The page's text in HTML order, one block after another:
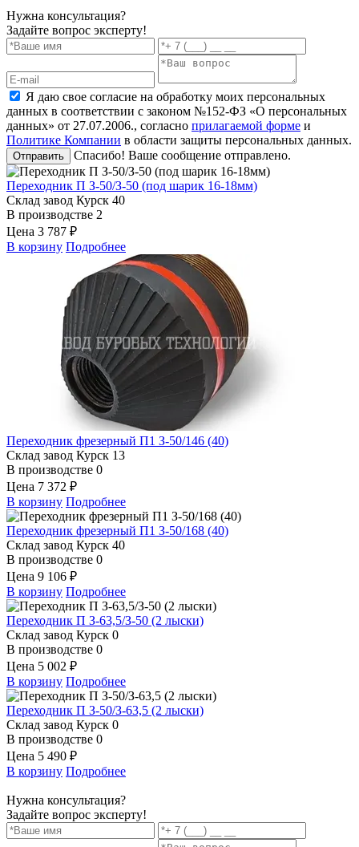
Нужна консультация?
Задайте вопрос эксперту!
Я даю свое согласие на обработку моих персональных
данных в соответствии с законом №152-ФЗ «О персональных
данных» от 27.07.2006., согласно прилагаемой форме и
Политике Компании в области защиты персональных данных.
Отправить Спасибо! Ваше сообщение отправлено.
Переходник П З-50/З-50 (под шарик 16-18мм)
Склад завод Курск 40
В производстве 2
Цена 3 787 ₽
В корзину Подробнее
Переходник фрезерный П1 З-50/146 (40)
Склад завод Курск 13
В производстве 0
Цена 7 372 ₽
В корзину Подробнее
Переходник фрезерный П1 З-50/168 (40)
Склад завод Курск 40
В производстве 0
Цена 9 106 ₽
В корзину Подробнее
Переходник П З-63,5/З-50 (2 лыски)
Склад завод Курск 0
В производстве 0
Цена 5 002 ₽
В корзину Подробнее
Переходник П З-50/З-63,5 (2 лыски)
Склад завод Курск 0
В производстве 0
Цена 5 490 ₽
В корзину Подробнее
Нужна консультация?
Задайте вопрос эксперту!